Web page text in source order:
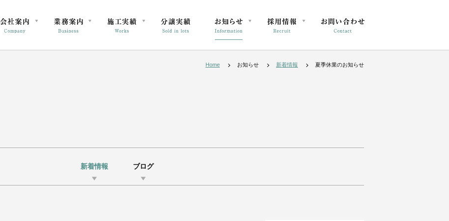
Home お知らせ 新着情報 夏季休業のお知らせ
新着情報 ブログ